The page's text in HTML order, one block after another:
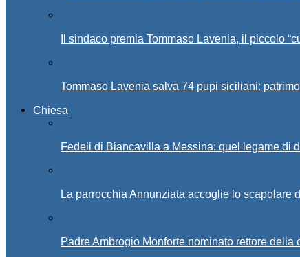
Il sindaco premia Tommaso Lavenia, il piccolo
Tommaso Lavenia salva 74 pupi siciliani:
Chiesa
Fedeli di Biancavilla a Messina: quel legame di
La parrocchia Annunziata accoglie lo scapolare
Padre Ambrogio Monforte nominato rettore della